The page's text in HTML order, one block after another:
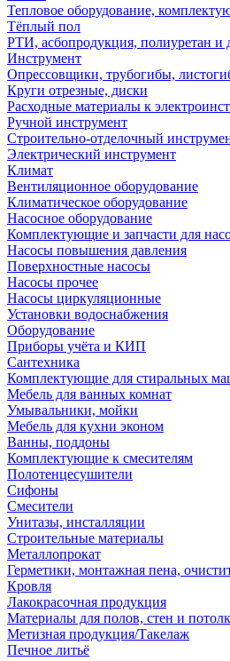
Тепловое оборудование,
Тёплый пол
РТИ, асбопродукция, полиуретан и
Инструмент
Опрессовщики, трубогибы,
Круги отрезные, диски
Расходные материалы к
Ручной инструмент
Строительно-отделочный
Электрический инструмент
Климат
Вентиляционное оборудование
Климатическое оборудование
Насосное оборудование
Комплектующие и запчасти для
Насосы повышения давления
Поверхностные насосы
Насосы прочее
Насосы циркуляционные
Установки водоснабжения
Оборудование
Приборы учёта и КИП
Сантехника
Комплектующие для стиральных
Мебель для ванных комнат
Умывальники, мойки
Мебель для кухни эконом
Ванны, поддоны
Комплектующие к смесителям
Полотенцесушители
Сифоны
Смесители
Унитазы, инсталляции
Строительные материалы
Металлопрокат
Герметики, монтажная пена,
Кровля
Лакокрасочная продукция
Материалы для полов, стен и
Метизная продукция/Такелаж
Печное литьё